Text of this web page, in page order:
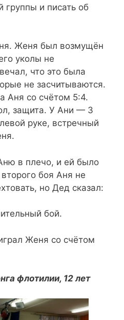
и писать об
Женя был возмущён
уколы не
что это была
не засчитываются.
Аня со счётом 5:4.
защита. У Ани — 3
руке, встречный
в плечо, и ей было
боя Аня не
но Дед сказал:
бой.
Женя со счётом
флотилии, 12 лет